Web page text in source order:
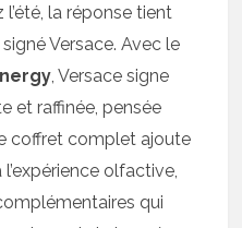
la réponse tient
Versace. Avec le
, Versace signe
et raffinée, pensée
coffret complet ajoute
olfactive,
qui